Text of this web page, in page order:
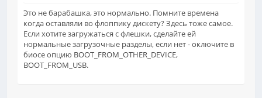
Это не барабашка, это нормально. Помните времена
когда оставляли во флоппику дискету? Здесь тоже самое.
Если хотите загружаться с флешки, сделайте ей
нормальные загрузочные разделы, если нет - оключите в
биосе опцию BOOT_FROM_OTHER_DEVICE,
BOOT_FROM_USB.